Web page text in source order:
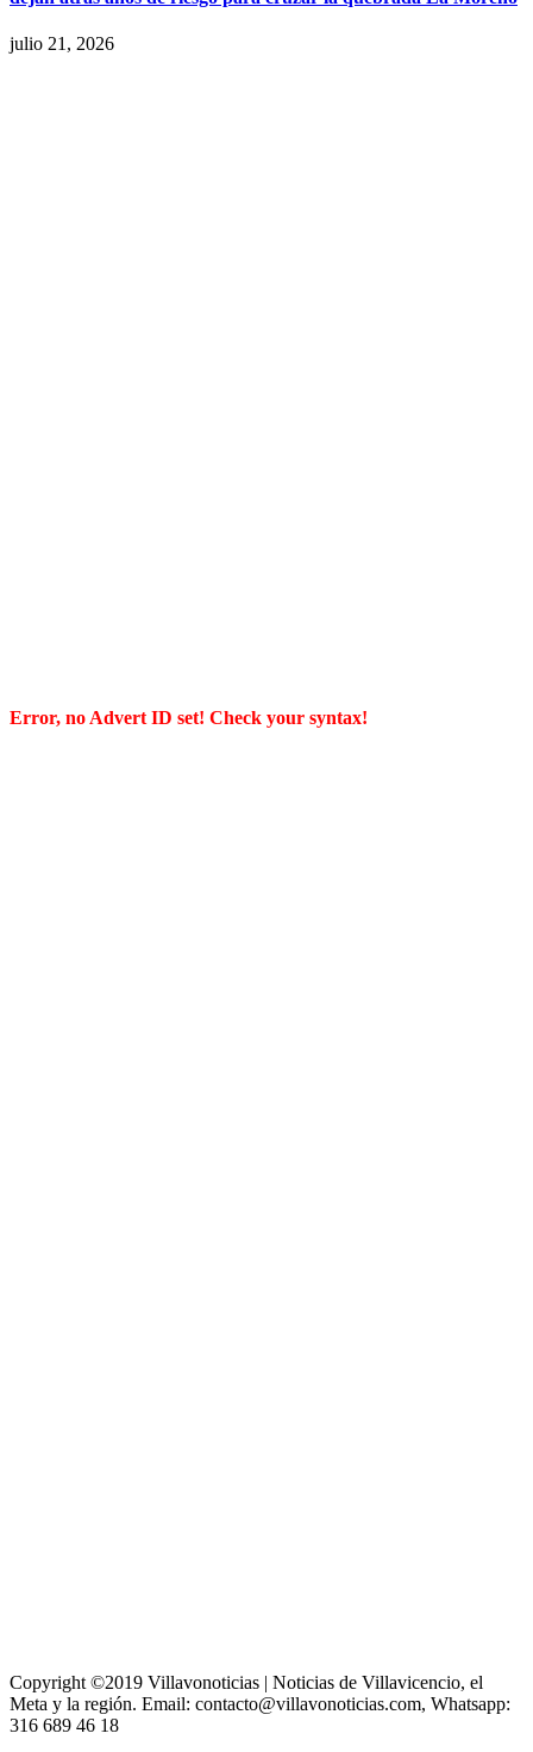
julio 21, 2026
Error, no Advert ID set! Check your syntax!
Copyright ©2019 Villavonoticias | Noticias de Villavicencio, el
Meta y la región. Email: contacto@villavonoticias.com, Whatsapp:
316 689 46 18